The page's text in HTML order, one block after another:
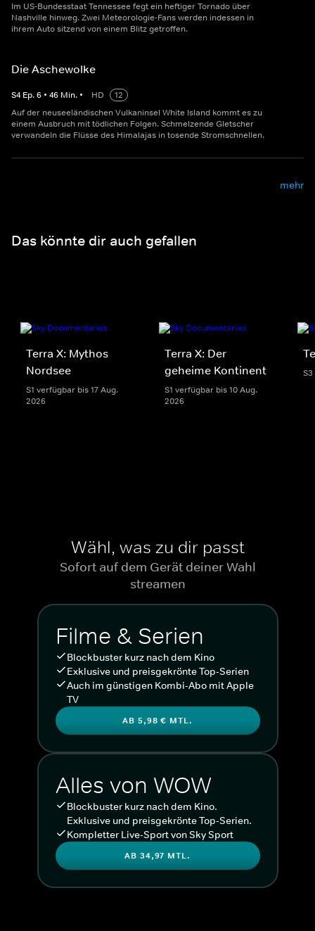
Im US-Bundesstaat Tennessee fegt ein heftiger Tornado über
Nashville hinweg. Zwei Meteorologie-Fans werden indessen in
ihrem Auto sitzend von einem Blitz getroffen.
Die Aschewolke
S4 Ep.6 • 46 Min. • HD
12
Auf der neuseeländischen Vulkaninsel White Island kommt es zu
einem Ausbruch mit tödlichen Folgen. Schmelzende Gletscher
verwandeln die Flüsse des Himalajas in tosende Stromschnellen.
mehr
Das könnte dir auch gefallen
Terra X: Mythos
Nordsee
S1 verfügbar bis 17 Aug.
2026
Terra X: Der
geheime Kontinent
S1 verfügbar bis 10 Aug.
2026
Wähl, was zu dir passt
Sofort auf dem Gerät deiner Wahl
streamen
Filme & Serien
Blockbuster kurz nach dem Kino
Exklusive und preisgekrönte Top-Serien
Auch im günstigen Kombi-Abo mit Apple
TV
AB 5,98 € MTL.
Alles von WOW
Blockbuster kurz nach dem Kino.
Exklusive und preisgekrönte Top-Serien.
Kompletter Live-Sport von Sky Sport
AB 34,97 MTL.